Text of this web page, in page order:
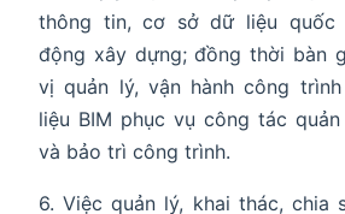
thông tin, cơ sở dữ liệu quốc
động xây dựng; đồng thời bàn
vị quản lý, vận hành công
liệu BIM phục vụ công tác
và bảo trì công trình.
6. Việc quản lý, khai thác, chia